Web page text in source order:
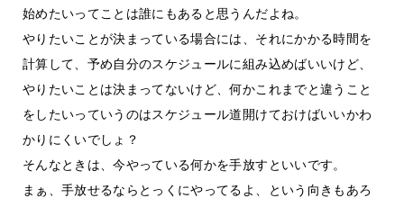
始めたいってことは誰にもあると思うんだよね。
やりたいことが決まっている場合には、それにかかる時間を
計算して、予め自分のスケジュールに組み込めばいいけど、
やりたいことは決まってないけど、何かこれまでと違うこと
をしたいっていうのはスケジュール道開けておけばいいかわ
かりにくいでしょ？
そんなときは、今やっている何かを手放すといいです。
まぁ、手放せるならとっくにやってるよ、という向きもあろ